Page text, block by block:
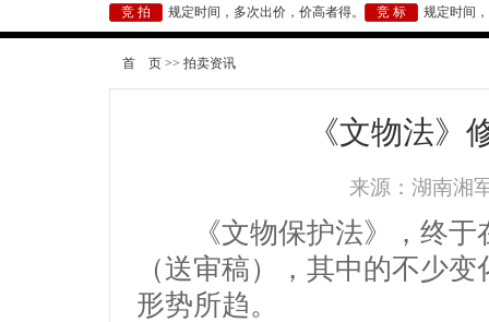
竞 拍 规定时间，多次出价，价高者得。 竞 标 规定时间
首 页 >> 拍卖资讯
《文物法》
来源：湖南湘
《文物保护法》，终
（送审稿），其中的不少
形势所趋。